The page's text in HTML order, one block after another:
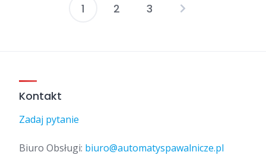
Stronicowanie
1 2 3
Kontakt
Zadaj pytanie
Biuro Obsługi: biuro@automatyspawalnicze.pl